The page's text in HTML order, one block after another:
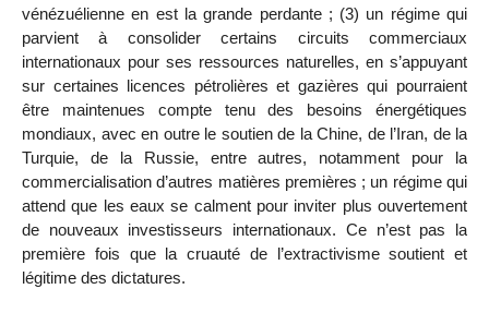
vénézuélienne en est la grande perdante ; (3) un régime qui
parvient à consolider certains circuits commerciaux
internationaux pour ses ressources naturelles, en s’appuyant
sur certaines licences pétrolières et gazières qui pourraient
être maintenues compte tenu des besoins énergétiques
mondiaux, avec en outre le soutien de la Chine, de l’Iran, de la
Turquie, de la Russie, entre autres, notamment pour la
commercialisation d’autres matières premières ; un régime qui
attend que les eaux se calment pour inviter plus ouvertement
de nouveaux investisseurs internationaux. Ce n’est pas la
première fois que la cruauté de l’extractivisme soutient et
légitime des dictatures.